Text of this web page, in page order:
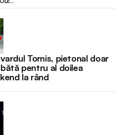
Tomis, pietonal doar
pentru al doilea
la rând